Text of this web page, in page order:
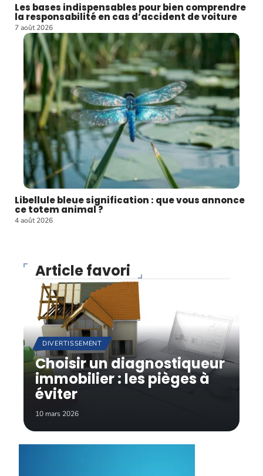
Les bases indispensables pour bien comprendre
la responsabilité en cas d’accident de voiture
7 août 2026
Libellule bleue signification : que vous annonce
ce totem animal ?
4 août 2026
Article favori
DIVERTISSEMENT
Choisir un diagnostiqueur
immobilier : les pièges à
éviter
10 mars 2026